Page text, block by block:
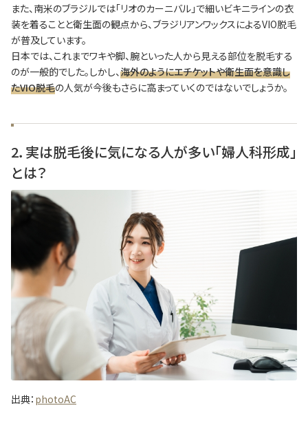
また、南米のブラジルでは「リオのカーニバル」で細いビキニラインの衣
装を着ることと衛生面の観点から、ブラジリアンワックスによるVIO脱毛
が普及しています。
日本では、これまでワキや脚、腕といった人から見える部位を脱毛する
のが一般的でした。しかし、海外のようにエチケットや衛生面を意識し
たVIO脱毛の人気が今後もさらに高まっていくのではないでしょうか。
2．実は脱毛後に気になる人が多い「婦人科形成」
とは？
出典： photoAC